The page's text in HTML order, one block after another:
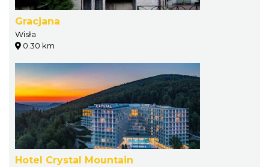
Gracjana
Wisła
0.30 km
Hotel Crystal Mountain